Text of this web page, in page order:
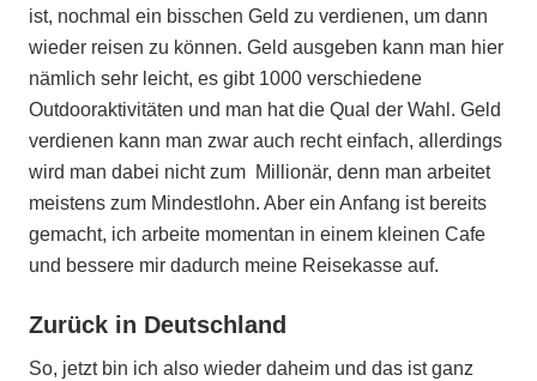
ist, nochmal ein bisschen Geld zu verdienen, um dann
wieder reisen zu können. Geld ausgeben kann man hier
nämlich sehr leicht, es gibt 1000 verschiedene
Outdooraktivitäten und man hat die Qual der Wahl. Geld
verdienen kann man zwar auch recht einfach, allerdings
wird man dabei nicht zum Millionär, denn man arbeitet
meistens zum Mindestlohn. Aber ein Anfang ist bereits
gemacht, ich arbeite momentan in einem kleinen Cafe
und bessere mir dadurch meine Reisekasse auf.
Zurück in Deutschland
So, jetzt bin ich also wieder daheim und das ist ganz